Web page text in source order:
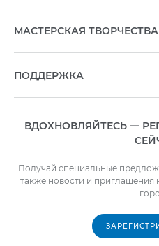
МАСТЕРСКАЯ ТВОРЧЕСТВА
ПОДДЕРЖКА
ВДОХНОВЛЯЙТЕСЬ —
Получай специальные
также новости и приглашения